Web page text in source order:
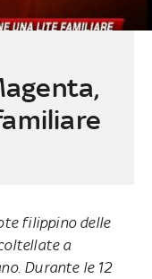
filippino delle
a
Durante le 12